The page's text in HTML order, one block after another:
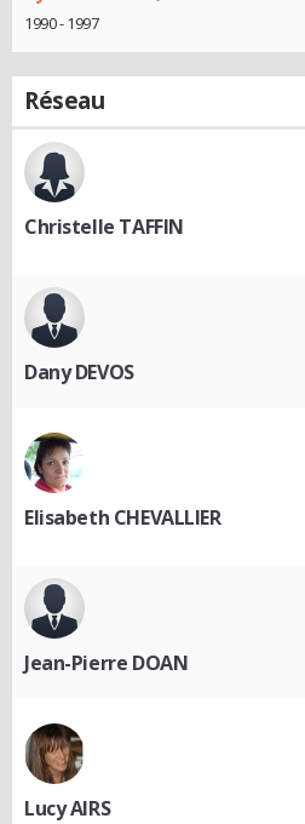
1990 - 1997
Réseau
Christelle TAFFIN
Dany DEVOS
Elisabeth CHEVALLIER
Jean-Pierre DOAN
Lucy AIRS